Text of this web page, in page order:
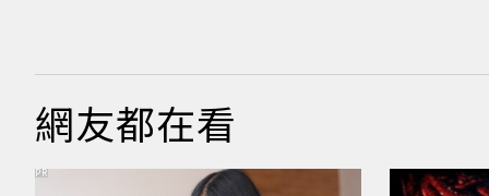
網友都在看
PR